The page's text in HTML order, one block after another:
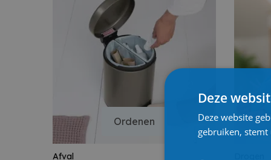
Ordenen
Afval
Deze
Deze website
gebruiken,